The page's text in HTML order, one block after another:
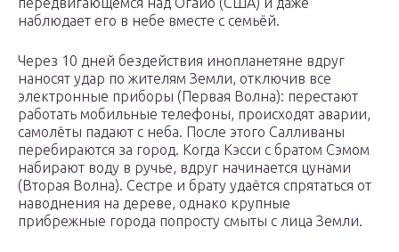
наблюдает его в небе вместе с семьёй.
Через 10 дней бездействия инопланетяне вдруг
наносят удар по жителям Земли, отключив все
электронные приборы (Первая Волна): перестают
работать мобильные телефоны, происходят аварии,
самолёты падают с неба. После этого Салливаны
перебираются за город. Когда Кэсси с братом Сэмом
набирают воду в ручье, вдруг начинается цунами
(Вторая Волна). Сестре и брату удаётся спрятаться от
наводнения на дереве, однако крупные
прибрежные города попросту смыты с лица Земли.